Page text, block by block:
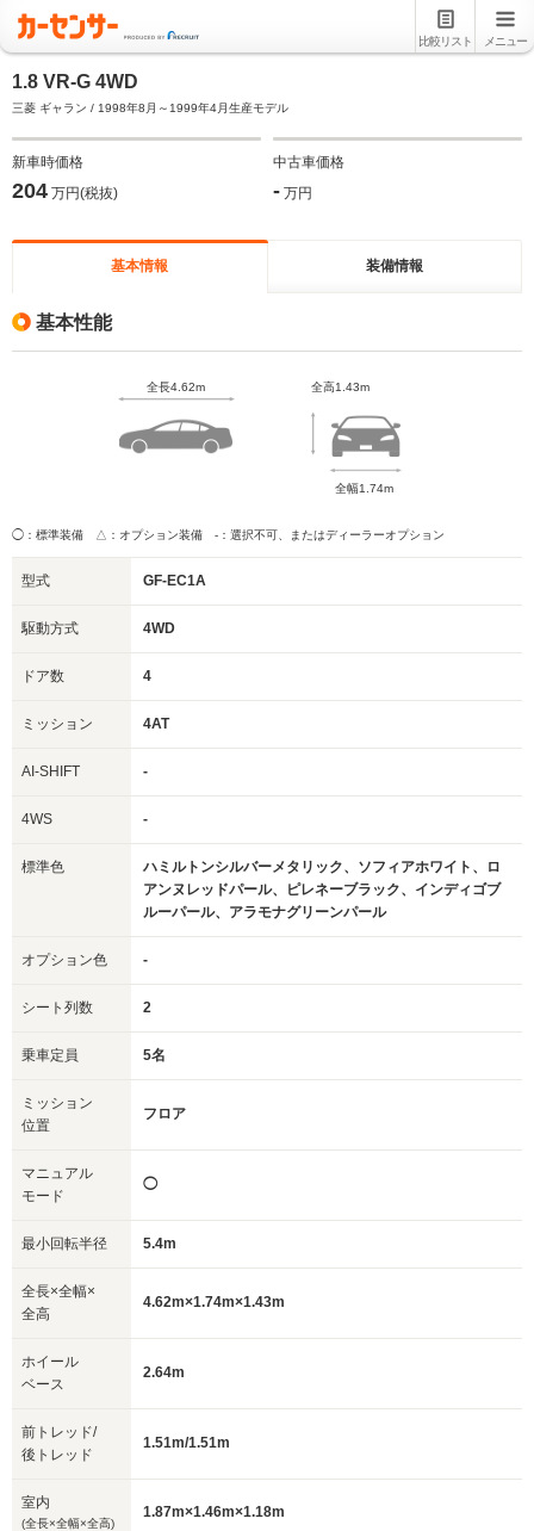
比較リスト メニュー
1.8 VR-G 4WD
三菱 ギャラン / 1998年8月～1999年4月生産モデル
新車時価格
204 万円(税抜)
中古車価格
- 万円
基本情報 装備情報
基本性能
全長4.62m 全高1.43m
全幅1.74m
◯：標準装備 △：オプション装備 -：選択不可、またはディーラーオプション
型式 GF-EC1A
駆動方式 4WD
ドア数 4
ミッション 4AT
AI-SHIFT -
4WS -
標準色
ハミルトンシルバーメタリック、ソフィアホワイト、ロ
アンヌレッドパール、ピレネーブラック、インディゴブ
ルーパール、アラモナグリーンパール
オプション色 -
シート列数 2
乗車定員 5名
ミッション
位置
フロア
マニュアル
モード
◯
最小回転半径 5.4m
全長×全幅×
全高
4.62m×1.74m×1.43m
ホイール
ベース
2.64m
前トレッド/
後トレッド
1.51m/1.51m
室内
(全長×全幅×全高)
1.87m×1.46m×1.18m